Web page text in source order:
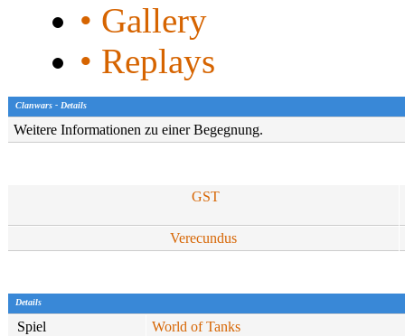
• Gallery
• Replays
Clanwars - Details
Weitere Informationen zu einer Begegnung.
GST
Verecundus
Details
Spiel
World of Tanks